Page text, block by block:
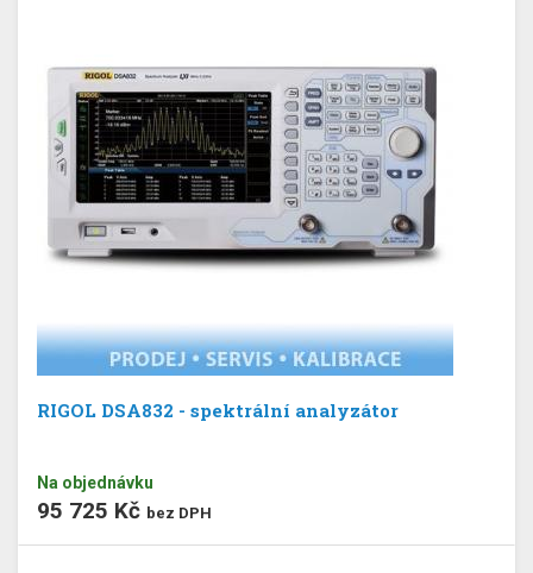
RIGOL DSA832 - spektrální analyzátor
Na objednávku
95 725 Kč bez DPH